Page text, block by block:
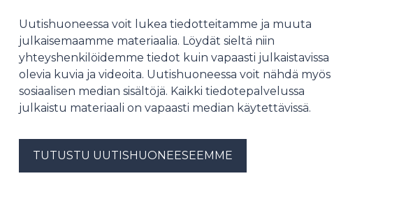
Uutishuoneessa voit lukea tiedotteitamme ja muuta
julkaisemaamme materiaalia. Löydät sieltä niin
yhteyshenkilöidemme tiedot kuin vapaasti julkaistavissa
olevia kuvia ja videoita. Uutishuoneessa voit nähdä myös
sosiaalisen median sisältöjä. Kaikki tiedotepalvelussa
julkaistu materiaali on vapaasti median käytettävissä.
TUTUSTU UUTISHUONEESEEMME